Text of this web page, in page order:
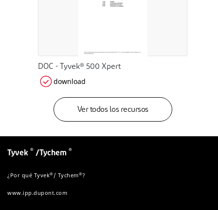
DOC - Tyvek® 500 Xpert
download
Ver todos los recursos
Tyvek ® /Tychem ®
¿Por qué Tyvek®/ Tychem®?
www.ipp.dupont.com